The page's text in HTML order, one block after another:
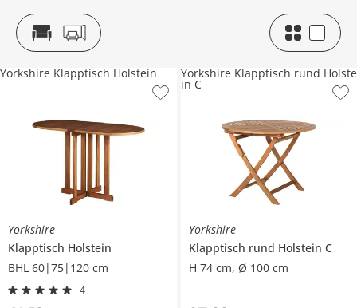
Yorkshire
Klapptisch Holstein
BHL 60|75|120 cm
4
Yorkshire Klapptisch Holstein
Yorkshire
Klapptisch rund Holstein C
H 74 cm, Ø 100 cm
Yorkshire Klapptisch rund Holste
in C